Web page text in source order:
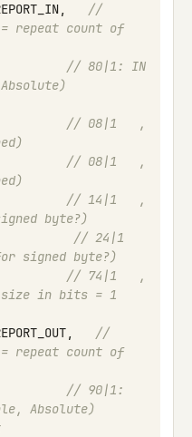
,
//
repeat count of
// 80|1: IN
// 08|1   ,
// 08|1   ,
// 14|1   ,
byte?)
// 24|1
signed byte?)
// 74|1   ,
in bits = 1
,
//
repeat count of
// 90|1:
Absolute)